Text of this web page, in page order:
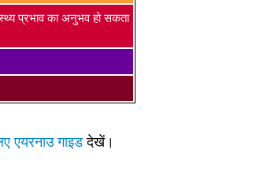
प्रभाव का अनुभव हो सकता
एयरनाउ गाइडदेखें।